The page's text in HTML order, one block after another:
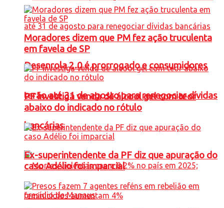
Desenrola 2.0 é prorrogado e consumidores
terão até 31 de agosto para renegociar dívidas
bancárias
Moradores dizem que PM fez ação truculenta
em favela de SP
PF investiga venda de álcool gel com teor
abaixo do indicado no rótulo
Ex-superintendente da PF diz que apuração do
caso Adélio foi imparcial